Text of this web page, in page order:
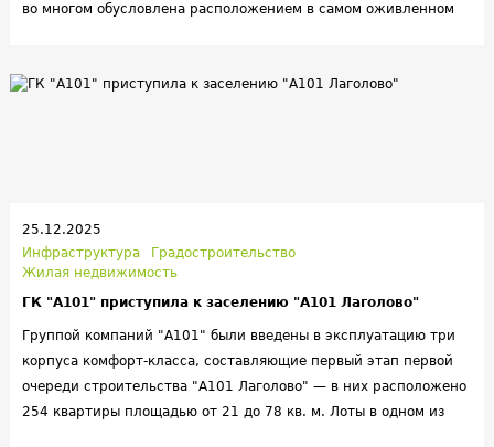
во многом обусловлена расположением в самом оживленном
25.12.2025
Инфраструктура
Градостроительство
Жилая недвижимость
ГК "А101" приступила к заселению "А101 Лаголово"
Группой компаний "А101" были введены в эксплуатацию три
корпуса комфорт-класса, составляющие первый этап первой
очереди строительства "А101 Лаголово" — в них расположено
254 квартиры площадью от 21 до 78 кв. м. Лоты в одном из